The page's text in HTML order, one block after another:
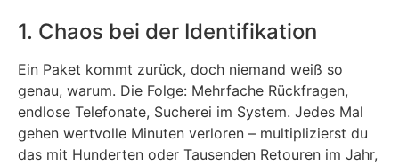
1. Chaos bei der Identifikation
Ein Paket kommt zurück, doch niemand weiß so
genau, warum. Die Folge: Mehrfache Rückfragen,
endlose Telefonate, Sucherei im System. Jedes Mal
gehen wertvolle Minuten verloren – multiplizierst du
das mit Hunderten oder Tausenden Retouren im Jahr,